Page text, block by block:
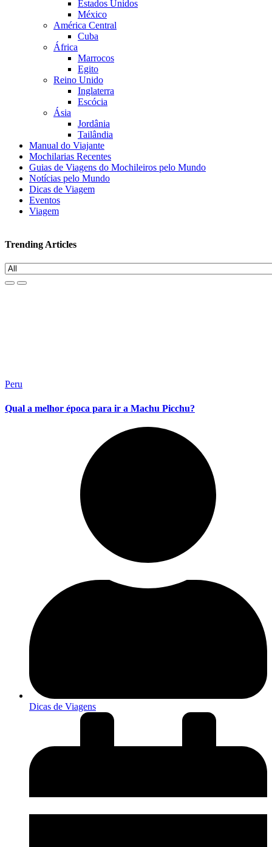
Estados Unidos
México
América Central
Cuba
África
Marrocos
Egito
Reino Unido
Inglaterra
Escócia
Ásia
Jordânia
Tailândia
Manual do Viajante
Mochilarias Recentes
Guias de Viagens do Mochileiros pelo Mundo
Notícias pelo Mundo
Dicas de Viagem
Eventos
Viagem
Trending Articles
Peru
Qual a melhor época para ir a Machu Picchu?
Dicas de Viagens